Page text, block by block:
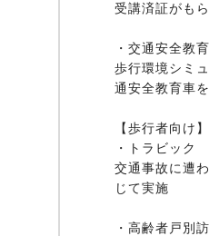
受講済証がもら
・交通安全教
歩行環境シミ
通安全教育車
【歩行者向け】
・トラビック
交通事故に遭
じて実施
・高齢者戸別